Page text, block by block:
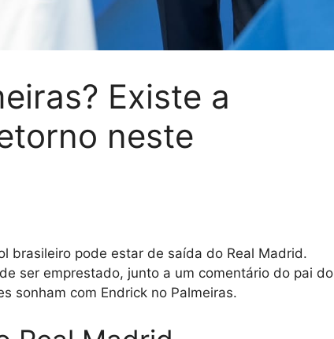
Existe a
neste
brasileiro pode estar de saída do Real Madrid.
ser emprestado, junto a um comentário do pai do
sonham com Endrick no Palmeiras.